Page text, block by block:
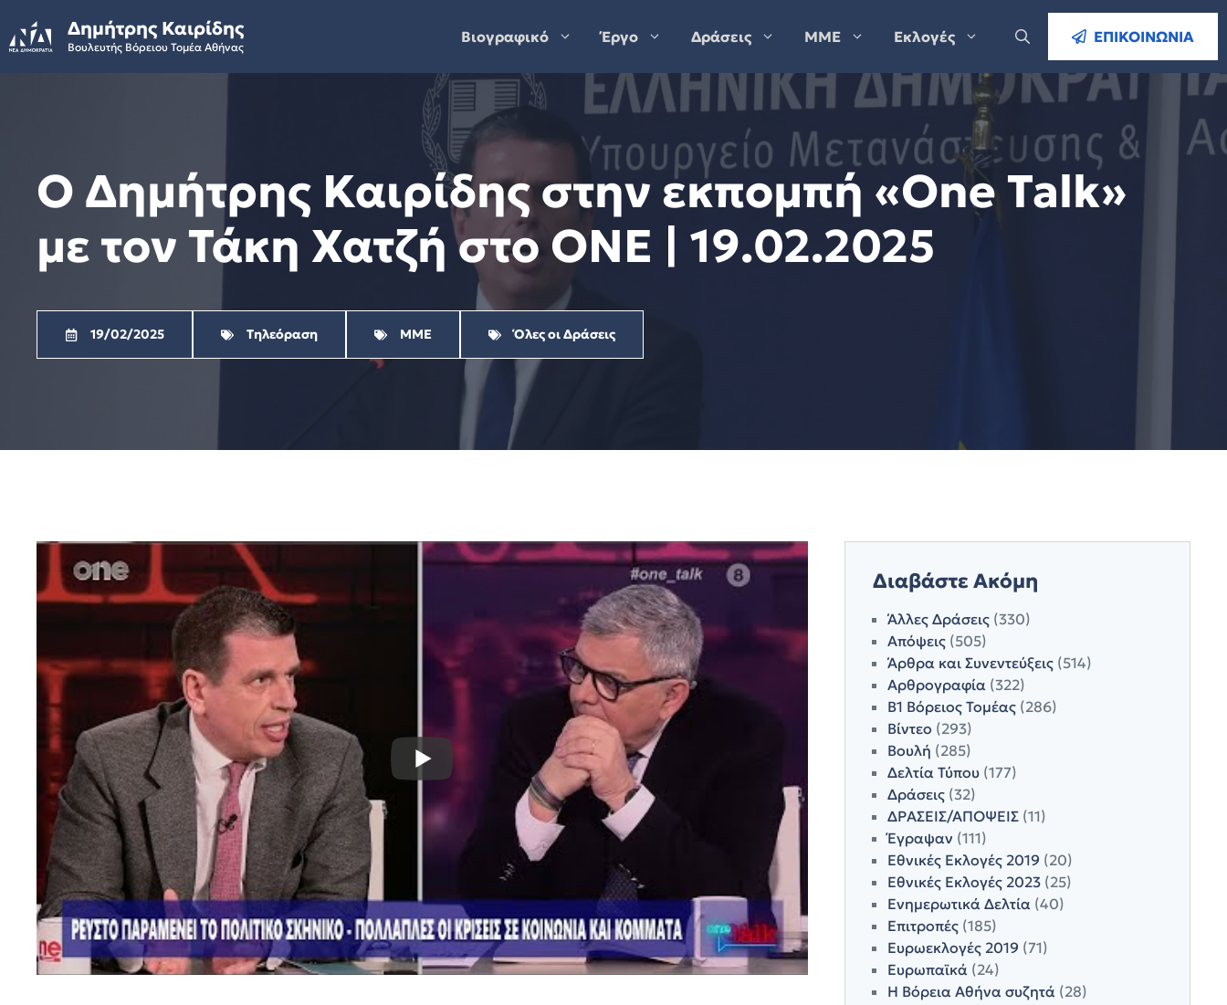
to
content
Δημήτρης Καιρίδης
Βουλευτής Βόρειου Τομέα Αθήνας
Βιογραφικό Έργο Δράσεις ΜΜΕ Εκλογές ΕΠΙΚΟΙΝΩΝΙΑ
Ο Δημήτρης Καιρίδης στην εκπομπή «One Talk»
με τον Τάκη Χατζή στο ONE | 19.02.2025
19/02/2025 Τηλεόραση ΜΜΕ Όλες οι Δράσεις
Διαβάστε Ακόμη
Άλλες Δράσεις(330)
Απόψεις(505)
Άρθρα και Συνεντεύξεις(514)
Αρθρογραφία(322)
Β1 Βόρειος Τομέας(286)
Βίντεο (293)
Βουλή (285)
Δελτία Τύπου(177)
Δράσεις(32)
ΔΡΑΣΕΙΣ/ΑΠΟΨΕΙΣ(11)
Έγραψαν (111)
Εθνικές Εκλογές 2019 (20)
Εθνικές Εκλογές 2023(25)
Ενημερωτικά Δελτία(40)
Επιτροπές(185)
Ευρωεκλογές 2019 (71)
Ευρωπαϊκά(24)
Η Βόρεια Αθήνα συζητά(28)